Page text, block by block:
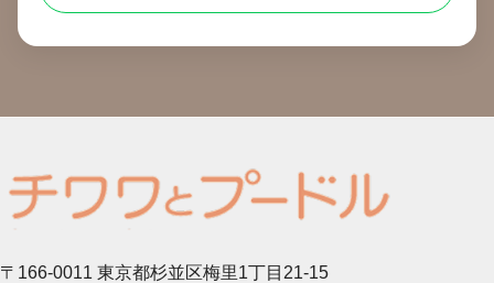
〒166-0011 東京都杉並区梅里1丁目21-15